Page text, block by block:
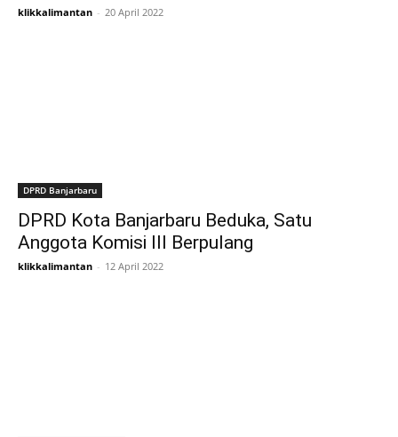
klikkalimantan - 20 April 2022
DPRD Banjarbaru
DPRD Kota Banjarbaru Beduka, Satu
Anggota Komisi III Berpulang
klikkalimantan - 12 April 2022